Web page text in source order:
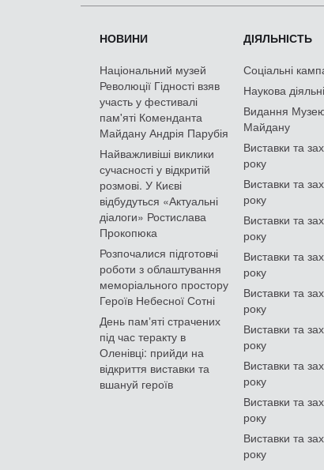
НОВИНИ
Національний музей
Революції Гідності взяв
участь у фестивалі
пам'яті Коменданта
Майдану Андрія Парубія
Найважливіші виклики
сучасності у відкритій
розмові. У Києві
відбудуться «Актуальні
діалоги» Ростислава
Прокопюка
Розпочалися підготовчі
роботи з облаштування
меморіального простору
Героїв Небесної Сотні
День памʼяті страчених
під час теракту в
Оленівці: прийди на
відкриття виставки та
вшануй героїв
ДІЯЛЬНІСТЬ
Соціальні
Наукова
Видання
Майдану
Виставки та
року
Виставки та
року
Виставки та
року
Виставки та
року
Виставки та
року
Виставки та
року
Виставки та
року
Виставки та
року
Виставки та
року